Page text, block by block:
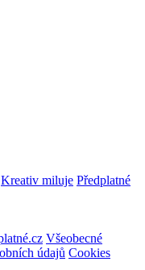
Kreativ miluje Předplatné
Všeobecné
údajů Cookies